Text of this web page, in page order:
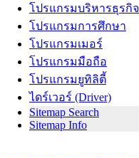
โปรแกรมบริหารธุรกิจ
โปรแกรมการศึกษา
โปรแกรมเมอร์
โปรแกรมมือถือ
โปรแกรมยูทิลิตี้
ไดร์เวอร์ (Driver)
Sitemap Search
Sitemap Info